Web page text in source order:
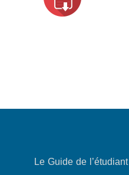
Le Guide de l’étudiant